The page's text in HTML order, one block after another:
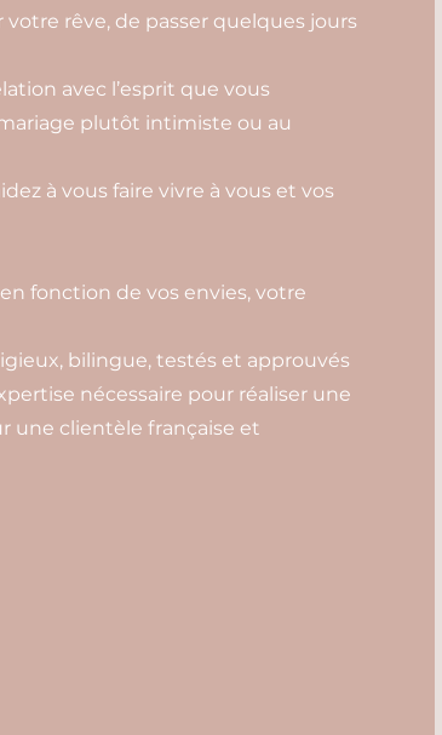
rêve, de passer quelques jours
avec l’esprit que vous
plutôt intimiste ou au
à vous faire vivre à vous et vos
fonction de vos envies, votre
bilingue, testés et approuvés
nécessaire pour réaliser une
une clientèle française et